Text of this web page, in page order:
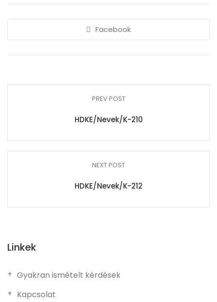
Facebook
PREV POST
HDKE/Nevek/K-210
NEXT POST
HDKE/Nevek/K-212
Linkek
Gyakran ismételt kérdések
Kapcsolat